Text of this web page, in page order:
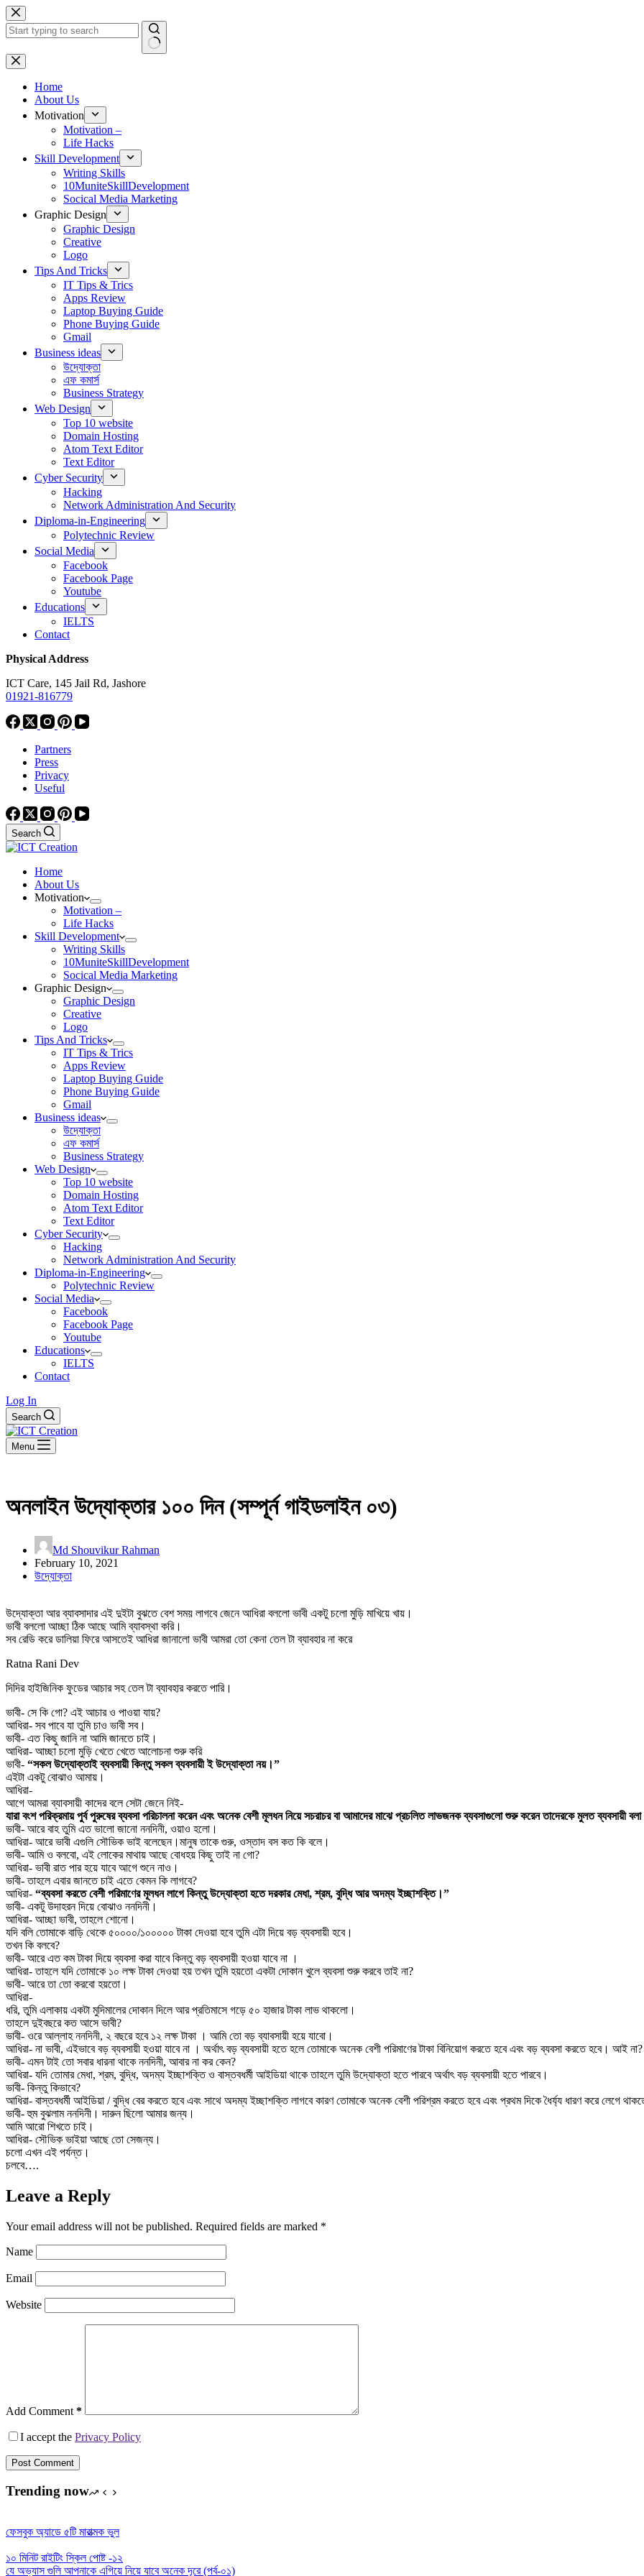
Skip
to
content
No
results
Home
About Us
Motivation
Motivation –
Life Hacks
Skill Development
Writing Skills
10MuniteSkillDevelopment
Socical Media Marketing
Graphic Design
Graphic Design
Creative
Logo
Tips And Tricks
IT Tips & Trics
Apps Review
Laptop Buying Guide
Phone Buying Guide
Gmail
Business ideas
উদ্যোক্তা
এফ কমার্স
Business Strategy
Web Design
Top 10 website
Domain Hosting
Atom Text Editor
Text Editor
Cyber Security
Hacking
Network Administration And Security
Diploma-in-Engineering
Polytechnic Review
Social Media
Facebook
Facebook Page
Youtube
Educations
IELTS
Contact
Physical Address
ICT Care, 145 Jail Rd, Jashore
01921-816779
Partners
Press
Privacy
Useful
Search
Home
About Us
Motivation
Motivation –
Life Hacks
Skill Development
Writing Skills
10MuniteSkillDevelopment
Socical Media Marketing
Graphic Design
Graphic Design
Creative
Logo
Tips And Tricks
IT Tips & Trics
Apps Review
Laptop Buying Guide
Phone Buying Guide
Gmail
Business ideas
উদ্যোক্তা
এফ কমার্স
Business Strategy
Web Design
Top 10 website
Domain Hosting
Atom Text Editor
Text Editor
Cyber Security
Hacking
Network Administration And Security
Diploma-in-Engineering
Polytechnic Review
Social Media
Facebook
Facebook Page
Youtube
Educations
IELTS
Contact
Log In
Search
Menu
অনলাইন উদ্যোক্তার ১০০ দিন (সম্পূর্ন গাইডলাইন ০৩)
Md Shouvikur Rahman
February 10, 2021
উদ্যোক্তা
উদ্যোক্তা আর ব্যাবসাদার এই দুইটা বুঝতে বেশ সময় লাগবে জেনে আধিরা বললো ভাবী একটু চলো মুড়ি মাখিয়ে খায়।
ভাবী বললো আচ্ছা ঠিক আছে আমি ব্যাবস্থা করি।
সব রেডি করে ডালিয়া ফিরে আসতেই আধিরা জানালো ভাবী আমরা তো কেনা তেল টা ব্যাবহার না করে
Ratna Rani Dev
দিদির হাইজিনিক ফুডের আচার সহ তেল টা ব্যাবহার করতে পারি।
ভাবী- সে কি গো? এই আচার ও পাওয়া যায়?
আধিরা- সব পাবে যা তুমি চাও ভাবী সব।
ভাবী- এত কিছু জানি না আমি জানতে চাই।
আধিরা- আচ্ছা চলো মুড়ি খেতে খেতে আলোচনা শুরু করি
ভাবী- “সকল উদ্যোক্তাই ব্যবসায়ী কিন্তু সকল ব্যবসায়ী ই উদ্যোক্তা নয়।”
এইটা একটু বোঝাও আমায়।
আধিরা-
আগে আমরা ব্যাবসায়ী কাদের বলে সেটা জেনে নিই-
যারা বংশ পরিক্রমায় পুর্ব পুরুষের ব্যবসা পরিচালনা করেন এবং অনেক বেশী মূলধন নিয়ে সচরাচর বা আমাদের মাঝে প্রচলিত লাভজনক ব্যবসাগুলো শুরু করেন তাদেরকে মুলত ব্যবসায়ী
ভাবী- আরে বাহ তুমি এত ভালো জানো ননদিনী, ওয়াও হলো।
আধিরা- আরে ভাবী এগুলি সৌভিক ভাই বলেছেন।মানুষ তাকে গুরু, ওস্তাদ বস কত কি বলে।
ভাবী- আমি ও বলবো, এই লোকের মাথায় আছে বোধহয় কিছু তাই না গো?
আধিরা- ভাবী রাত পার হয়ে যাবে আগে শুনে নাও।
ভাবী- তাহলে এবার জানতে চাই এতে কেমন কি লাগবে?
আধিরা- “ব্যবসা করতে বেশী পরিমাণের মূলধন লাগে কিন্তু উদ্যোক্তা হতে দরকার মেধা, শ্রম, বুদ্ধি আর অদম্য ইচ্ছাশক্তি।”
ভাবী- একটু উদাহরন দিয়ে বোঝাও ননদিনী।
আধিরা- আচ্ছা ভাবী, তাহলে শোনো।
যদি বলি তোমাকে বাড়ি থেকে ৫০০০০/১০০০০০ টাকা দেওয়া হবে তুমি এটা দিয়ে বড় ব্যবসায়ী হবে।
তখন কি বলবে?
ভাবী- আরে এত কম টাকা দিয়ে ব্যবসা করা যাবে কিন্তু বড় ব্যবসায়ী হওয়া যাবে না ।
আধিরা- তাহলে যদি তোমাকে ১০ লক্ষ টাকা দেওয়া হয় তখন তুমি হয়তো একটা দোকান খুলে ব্যবসা শুরু করবে তাই না?
ভাবী- আরে তা তো করবো হয়তো।
আধিরা-
ধরি, তুমি এলাকায় একটা মুদিমালের দোকান দিলে আর প্রতিমাসে গড়ে ৫০ হাজার টাকা লাভ থাকলো।
তাহলে দুইবছরে কত আসে ভাবী?
ভাবী- ওরে আল্লাহ ননদিনী, ২ বছরে হবে ১২ লক্ষ টাকা । আমি তো বড় ব্যাবসায়ী হয়ে যাবো।
আধিরা- না ভাবী, এইভাবে বড় ব্যবসায়ী হওয়া যাবে না । অর্থাৎ বড় ব্যবসায়ী হতে হলে তোমাকে অনেক বেশী পরিমাণের টাকা বিনিয়োগ করতে হবে এবং বড় ব্যবসা করতে হবে। আই না?
ভাবী- এমন টাই তো সবার ধারনা থাকে ননদিনী, আবার না কর কেন?
আধিরা- যদি তোমার মেধা, শ্রম, বুদ্ধি, অদম্য ইচ্ছাশক্তি ও বাস্তবধর্মী আইডিয়া থাকে তাহলে তুমি উদ্যোক্তা হতে পারবে অর্থাৎ বড় ব্যবসায়ী হতে পারবে।
ভাবী- কিন্তু কিভাবে?
আধিরা- বাস্তবধর্মী আইডিয়া / বুদ্ধি বের করতে হবে এবং সাথে অদম্য ইচ্ছাশক্তি লাগবে কারণ তোমাকে অনেক বেশী পরিশ্রম করতে হবে এবং প্রথম দিকে ধৈর্য্য ধারণ করে লেগে
ভাবী- হুম বুঝলাম ননদিনী। দারুন ছিলো আমার জন্য।
আমি আরো শিখতে চাই।
আধিরা- সৌভিক ভাইয়া আছে তো সেজন্য।
চলো এখন এই পর্যন্ত।
চলবে….
Leave a Reply
Your email address will not be published. Required fields are marked *
Name
Email
Website
Add Comment *
I accept the Privacy Policy
Post Comment
Trending now
ফেসবুক অ্যাডে ৫টি মারাত্মক ভুল
১০ মিনিট রাইটিং স্কিল পোষ্ট -১২
যে অভ্যাস গুলি আপনাকে এগিয়ে নিয়ে যাবে অনেক দূরে (পর্ব-০১)